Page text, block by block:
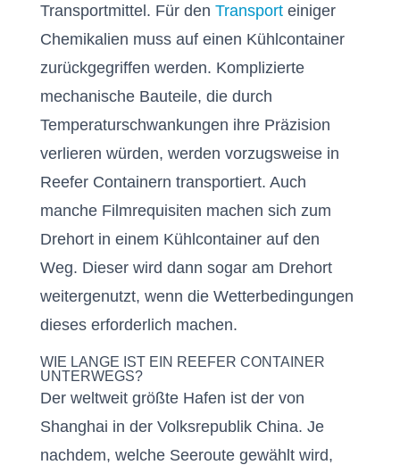
Transportmittel. Für den Transporteiniger
Chemikalien muss auf einen Kühlcontainer
zurückgegriffen werden. Komplizierte
mechanische Bauteile, die durch
Temperaturschwankungen ihre Präzision
verlieren würden, werden vorzugsweise in
Reefer Containern transportiert. Auch
manche Filmrequisiten machen sich zum
Drehort in einem Kühlcontainer auf den
Weg. Dieser wird dann sogar am Drehort
weitergenutzt, wenn die Wetterbedingungen
dieses erforderlich machen.
WIE LANGE IST EIN REEFER CONTAINER
UNTERWEGS?
Der weltweit größte Hafen ist der von
Shanghai in der Volksrepublik China. Je
nachdem, welche Seeroute gewählt wird,